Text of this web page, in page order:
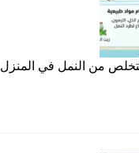
من النمل في المنزل